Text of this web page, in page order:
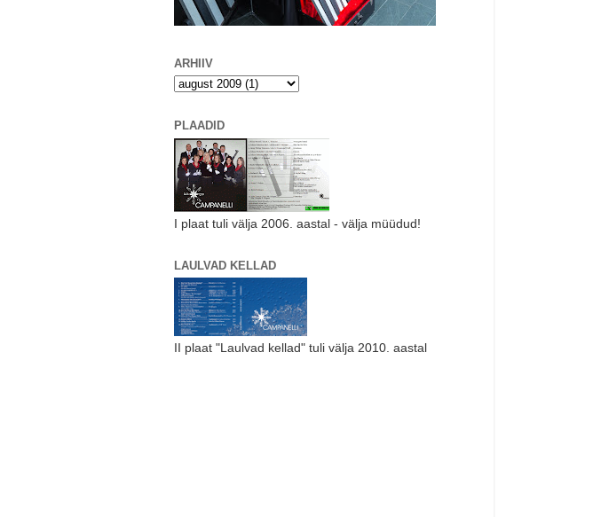
ARHIIV
PLAADID
I plaat tuli välja 2006. aastal - välja müüdud!
LAULVAD KELLAD
II plaat "Laulvad kellad" tuli välja 2010. aastal